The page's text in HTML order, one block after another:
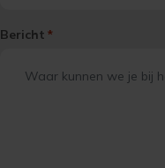
Bericht *